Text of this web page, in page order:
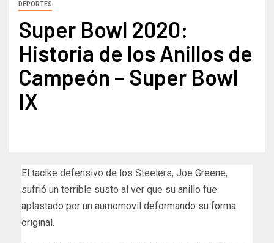
DEPORTES
Super Bowl 2020:
Historia de los Anillos de
Campeón – Super Bowl
IX
El taclke defensivo de los Steelers, Joe Greene,
sufrió un terrible susto al ver que su anillo fue
aplastado por un aumomovil deformando su forma
original.